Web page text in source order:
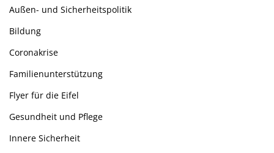
Außen- und Sicherheitspolitik
Bildung
Coronakrise
Familienunterstützung
Flyer für die Eifel
Gesundheit und Pflege
Innere Sicherheit